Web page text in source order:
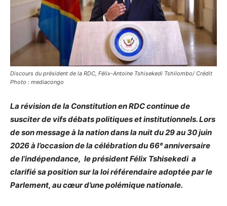
Discours du président de la RDC, Félix-Antoine Tshisekedi Tshilombo/ Crédit
Photo : mediacongo
La révision de la Constitution en RDC continue de
susciter de vifs débats politiques et institutionnels. Lors
de son message à la nation dans la nuit du 29 au 30 juin
2026 à l’occasion de la célébration du 66ᵉ anniversaire
de l’indépendance, le président Félix Tshisekedi a
clarifié sa position sur la loi référendaire adoptée par le
Parlement, au cœur d’une polémique nationale.